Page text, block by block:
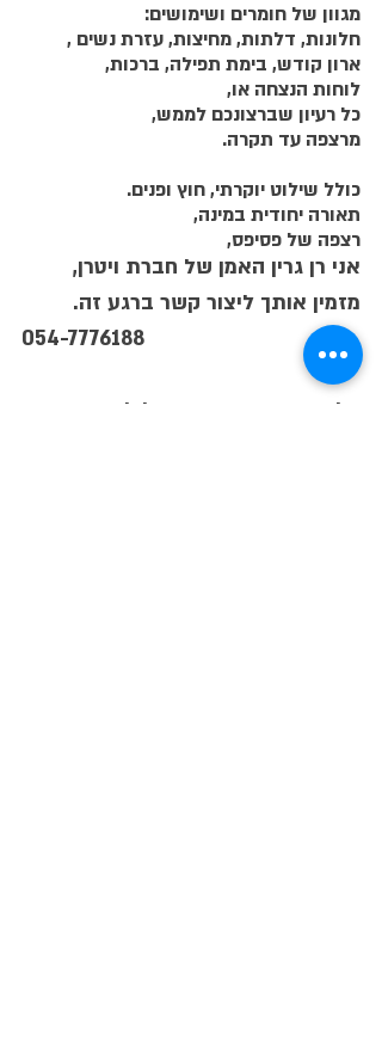
מגוון של חומרים ושימושים:
חלונות, דלתות, מחיצות, עזרת נשים ,
ארון קודש, בימת תפילה, ברכות,
לוחות הנצחה או,
כל רעיון שברצונכם לממש,
מרצפה עד תקרה.
כולל שילוט יוקרתי, חוץ ופנים.
תאורה יחודית במינה,
רצפה של פסיפס,
אני רן גרין האמן של חברת ויטרן,
מזמין אותך ליצור קשר ברגע זה.
054-7776188
על תדחה מה שהינך יכול לעשות כעת.